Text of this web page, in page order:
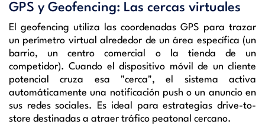
GPS y Geofencing: Las cercas virtuales
El geofencing utiliza las coordenadas GPS para trazar
un perímetro virtual alrededor de un área específica (un
barrio, un centro comercial o la tienda de un
competidor). Cuando el dispositivo móvil de un cliente
potencial cruza esa "cerca", el sistema activa
automáticamente una notificación push o un anuncio en
sus redes sociales. Es ideal para estrategias drive-to-
store destinadas a atraer tráfico peatonal cercano.